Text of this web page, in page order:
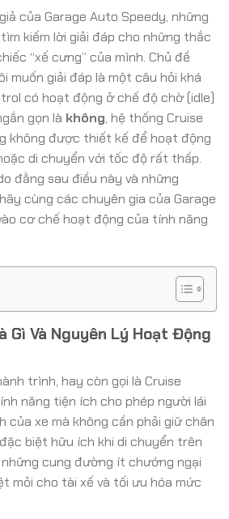
của Garage Auto Speedy, những
kiếm lời giải đáp cho những thắc
“xế cưng” của mình. Chủ đề
muốn giải đáp là một câu hỏi khá
có hoạt động ở chế độ chờ (idle)
gọn là không, hệ thống Cruise
không được thiết kế để hoạt động
di chuyển với tốc độ rất thấp.
đằng sau điều này và những
cùng các chuyên gia của Garage
cơ chế hoạt động của tính năng
Gì Và Nguyên Lý Hoạt Động
trình, hay còn gọi là Cruise
năng tiện ích cho phép người lái
xe mà không cần phải giữ chân
biệt hữu ích khi di chuyển trên
cung đường ít chướng ngại
mỏi cho tài xế và tối ưu hóa mức